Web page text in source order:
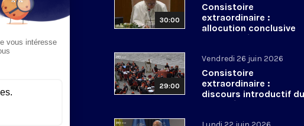
30:00
Consistoire
extraordinaire :
allocution conclusive
du pape Léon XIV et Te
29:00
Vendredi 26 juin 2026
Consistoire
extraordinaire :
discours introductif du
pape Léon XIV - 26 juin